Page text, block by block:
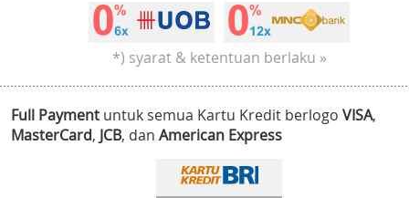
*) syarat & ketentuan berlaku »
Full Payment untuk semua Kartu Kredit berlogo VISA,
MasterCard, JCB, dan American Express